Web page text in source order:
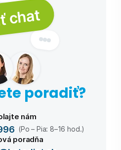
chat
poradiť?
nám
(Po – Pia: 8–16 hod.)
poradňa